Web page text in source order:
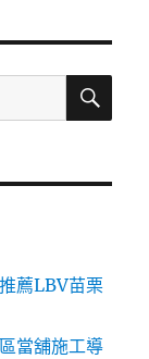
搜
薦LBV苗栗
當舖施工導